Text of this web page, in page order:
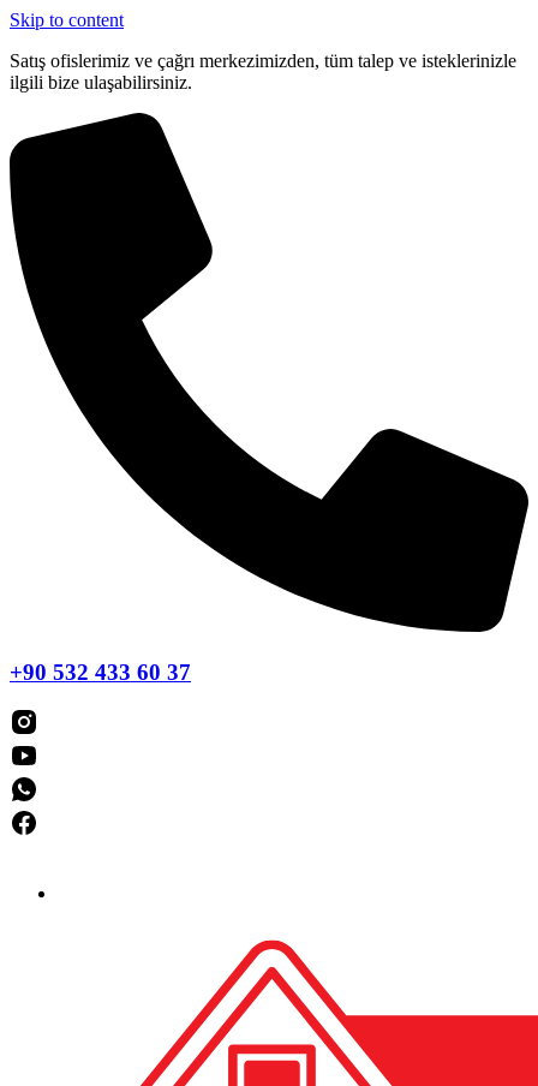
Skip to content
Satış ofislerimiz ve çağrı merkezimizden, tüm talep ve isteklerinizle
ilgili bize ulaşabilirsiniz.
+90 532 433 60 37